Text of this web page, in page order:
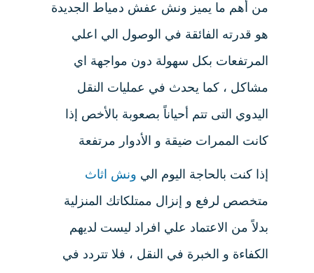
من أهم ما يميز ونش عفش دمياط الجديدة
هو قدرته الفائقة في الوصول الي اعلي
المرتفعات بكل سهولة دون مواجهة اي
مشاكل ، كما يحدث في عمليات النقل
اليدوي التى تتم أحياناً بصعوبة بالأخص إذا
كانت الممرات ضيقة و الأدوار مرتفعة
إذا كنت بالحاجة اليوم الي ونش اثاث
متخصص لرفع و إنزال ممتلكاتك المنزلية
بدلاً من الاعتماد علي افراد ليست لديهم
الكفاءة و الخبرة في النقل ، فلا تتردد في